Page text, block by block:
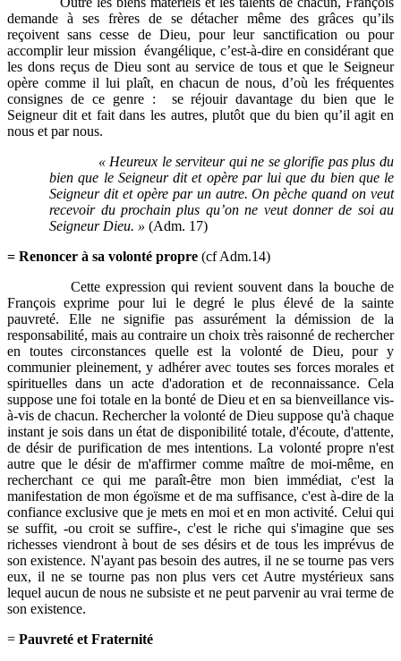
demande à ses frères de se détacher même des grâces qu’ils
reçoivent sans cesse de Dieu, pour leur sanctification ou pour
accomplir leur mission évangélique, c’est-à-dire en considérant que
les dons reçus de Dieu sont au service de tous et que le Seigneur
opère comme il lui plaît, en chacun de nous, d’où les fréquentes
consignes de ce genre : se réjouir davantage du bien que le
Seigneur dit et fait dans les autres, plutôt que du bien qu’il agit en
nous et par nous.
« Heureux le serviteur qui ne se glorifie pas plus du
bien que le Seigneur dit et opère par lui que du bien que le
Seigneur dit et opère par un autre. On pèche quand on veut
recevoir du prochain plus qu’on ne veut donner de soi au
Seigneur Dieu. »(Adm. 17)
= Renoncer à sa volonté propre (cf Adm.14)
Cette expression qui revient souvent dans la bouche de
François exprime pour lui le degré le plus élevé de la sainte
pauvreté. Elle ne signifie pas assurément la démission de la
responsabilité, mais au contraire un choix très raisonné de rechercher
en toutes circonstances quelle est la volonté de Dieu, pour y
communier pleinement, y adhérer avec toutes ses forces morales et
spirituelles dans un acte d'adoration et de reconnaissance. Cela
suppose une foi totale en la bonté de Dieu et en sa bienveillance vis-
à-vis de chacun. Rechercher la volonté de Dieu suppose qu'à chaque
instant je sois dans un état de disponibilité totale, d'écoute, d'attente,
de désir de purification de mes intentions. La volonté propre n'est
autre que le désir de m'affirmer comme maître de moi-même, en
recherchant ce qui me paraît-être mon bien immédiat, c'est la
manifestation de mon égoïsme et de ma suffisance, c'est à-dire de la
confiance exclusive que je mets en moi et en mon activité. Celui qui
se suffit, -ou croit se suffire-, c'est le riche qui s'imagine que ses
richesses viendront à bout de ses désirs et de tous les imprévus de
son existence. N'ayant pas besoin des autres, il ne se tourne pas vers
eux, il ne se tourne pas non plus vers cet Autre mystérieux sans
lequel aucun de nous ne subsiste et ne peut parvenir au vrai terme de
son existence.
= Pauvreté et Fraternité